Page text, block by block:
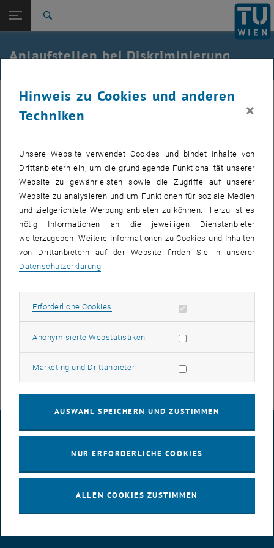
TU Login
Quicklinks
Quicklinks-Menü umschalten
Studium
Karriere
Zur 1. Menü Ebene
TU Wien
Zurück: Subseiten von Arbeitskreis für Gleichbehandlungsfragen AKG
Zurück zur letzten Ebene:
Arbeitskreis für
Gleichbehandlungsfragen AKG
Anlaufstellen bei Diskriminierung
Antidiskriminierung wird vielfach unter der Vorstellung diskutiert,
dass im Beruf alle ihre Aufgaben gleichermaßen erfüllen und die
bleiben trotzdem viele Konfliktpotentiale offen, auch aufgrund der
vielfältigen kulturellen Voraussetzungen.
DasBundes-Gleichbehandlungsgesetz , öffnet in einem neuen Fenster
und die
Betriebsvereinbarung über partnerschaftliches Verhalten und
Antidiskriminierung am Arbeitsplatz, öffnet eine externe URL in einem
formulieren die rechtlichen
Rahmenbedingungen an der TU Wien. Deren Umsetzung ist immer
wieder Diskussionsstoff.
Übersicht
Für Angehörige der TU Wien
Für Angehörige von Universitäten
Außerhalb der Universitäten (nach Themenschwerpunkten)
IMPRESSUM
BARRIEREFREIHEITSERKLÄRUNG
DATENSCHUTZERKLÄRUNG (PDF)
Hinweis zu Cookies und anderen
Techniken
×
Unsere Website verwendet Cookies und bindet Inhalte von
Drittanbietern ein, um die grundlegende Funktionalität unserer
Website zu gewährleisten sowie die Zugriffe auf unserer
Website zu analysieren und um Funktionen für soziale Medien
und zielgerichtete Werbung anbieten zu können. Hierzu ist es
nötig Informationen an die jeweiligen Dienstanbieter
weiterzugeben. Weitere Informationen zu Cookies und Inhalten
von Drittanbietern auf der Website finden Sie in unserer
Datenschutzerklärung
Erforderliche Cookies Erforderliche Cookies zulassen
Anonymisierte WebstatistikenStatistik Cookies zulassen
Marketing und DrittanbieterMarketing Cookies zulassen
AUSWAHL SPEICHERN UND ZUSTIMMEN
NUR ERFORDERLICHE COOKIES
ALLEN COOKIES ZUSTIMMEN